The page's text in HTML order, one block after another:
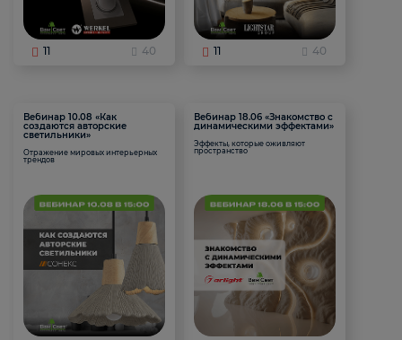
11 40 11 40
Вебинар 10.08 «Как
создаются авторские
светильники»
Отражение мировых интерьерных
трендов
Вебинар 18.06 «Знакомство с
динамическими эффектами»
Эффекты, которые оживляют
пространство